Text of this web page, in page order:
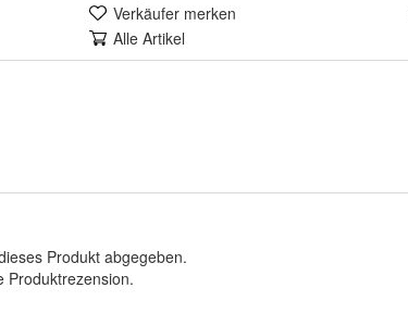
Verkäufer merken
Alle Artikel
Produkt abgegeben.
Produktrezension.